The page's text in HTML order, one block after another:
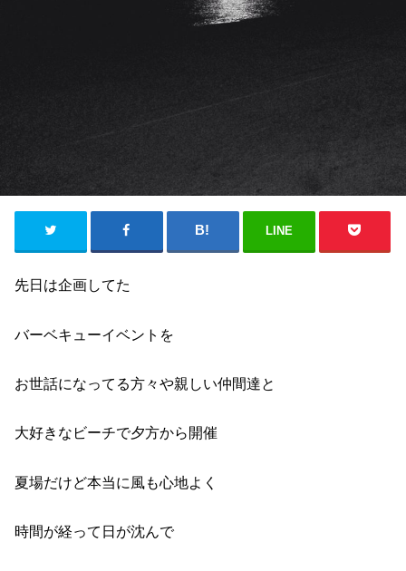
LINE
先日は企画してた
バーベキューイベントを
お世話になってる方々や親しい仲間達と
大好きなビーチで夕方から開催
夏場だけど本当に風も心地よく
時間が経って日が沈んで